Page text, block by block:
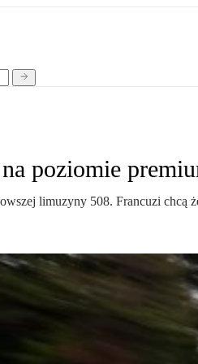
poziomie
limuzyny 508. Francuzi chcą